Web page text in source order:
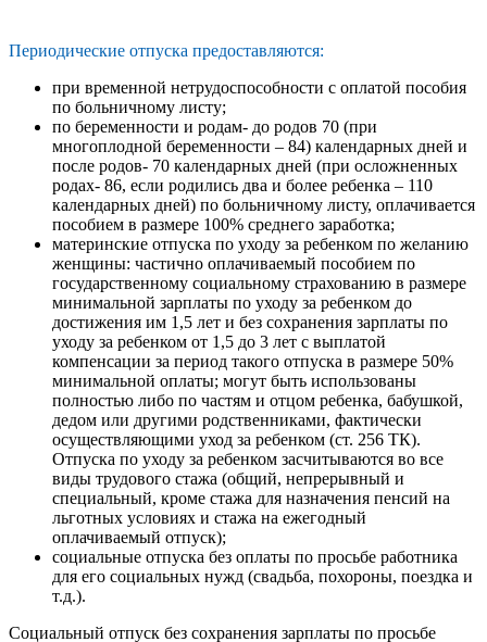
Периодические отпуска предоставляются:
при временной нетрудоспособности с оплатой пособия
по больничному листу;
по беременности и родам- до родов 70 (при
многоплодной беременности – 84) календарных дней и
после родов- 70 календарных дней (при осложненных
родах- 86, если родились два и более ребенка – 110
календарных дней) по больничному листу, оплачивается
пособием в размере 100% среднего заработка;
материнские отпуска по уходу за ребенком по желанию
женщины: частично оплачиваемый пособием по
государственному социальному страхованию в размере
минимальной зарплаты по уходу за ребенком до
достижения им 1,5 лет и без сохранения зарплаты по
уходу за ребенком от 1,5 до 3 лет с выплатой
компенсации за период такого отпуска в размере 50%
минимальной оплаты; могут быть использованы
полностью либо по частям и отцом ребенка, бабушкой,
дедом или другими родственниками, фактически
осуществляющими уход за ребенком (ст. 256 ТК).
Отпуска по уходу за ребенком засчитываются во все
виды трудового стажа (общий, непрерывный и
специальный, кроме стажа для назначения пенсий на
льготных условиях и стажа на ежегодный
оплачиваемый отпуск);
социальные отпуска без оплаты по просьбе работника
для его социальных нужд (свадьба, похороны, поездка и
т.д.).
Социальный отпуск без сохранения зарплаты по просьбе